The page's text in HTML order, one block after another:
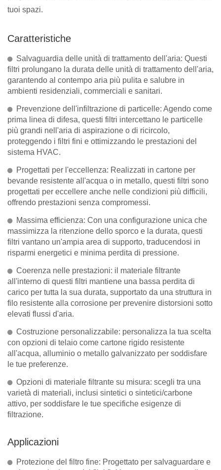
tuoi spazi.
Caratteristiche
Salvaguardia delle unità di trattamento dell'aria: Questi
filtri prolungano la durata delle unità di trattamento dell'aria,
garantendo al contempo aria più pulita e salubre in
ambienti residenziali, commerciali e sanitari.
Prevenzione dell'infiltrazione di particelle: Agendo come
prima linea di difesa, questi filtri intercettano le particelle
più grandi nell'aria di aspirazione o di ricircolo,
proteggendo i filtri fini e ottimizzando le prestazioni del
sistema HVAC.
Progettati per l'eccellenza: Realizzati in cartone per
bevande resistente all'acqua o in metallo, questi filtri sono
progettati per eccellere anche nelle condizioni più difficili,
offrendo prestazioni senza compromessi.
Massima efficienza: Con una configurazione unica che
massimizza la ritenzione dello sporco e la durata, questi
filtri vantano un'ampia area di supporto, traducendosi in
risparmi energetici e minima perdita di pressione.
Coerenza nelle prestazioni: il materiale filtrante
all'interno di questi filtri mantiene una bassa perdita di
carico per tutta la sua durata, supportato da una struttura in
filo resistente alla corrosione per prevenire distorsioni sotto
elevati flussi d'aria.
Costruzione personalizzabile: personalizza la tua scelta
con opzioni di telaio come cartone rigido resistente
all'acqua, alluminio o metallo galvanizzato per soddisfare
le tue preferenze.
Opzioni di materiale filtrante su misura: scegli tra una
varietà di materiali, inclusi sintetici o sintetici/carbone
attivo, per soddisfare le tue specifiche esigenze di
filtrazione.
Applicazioni
Protezione del filtro fine: Progettato per salvaguardare e